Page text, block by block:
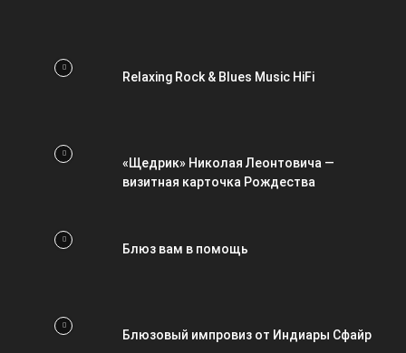
Relaxing Rock & Blues Music HiFi
«Щедрик» Николая Леонтовича —
визитная карточка Рождества
Блюз вам в помощь
Блюзовый импровиз от Индиары Сфайр